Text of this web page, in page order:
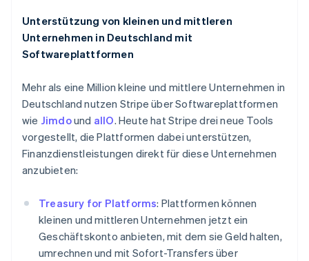
Unterstützung von kleinen und mittleren
Unternehmen in Deutschland mit
Softwareplattformen
Mehr als eine Million kleine und mittlere Unternehmen in
Deutschland nutzen Stripe über Softwareplattformen
wie Jimdound allO. Heute hat Stripe drei neue Tools
vorgestellt, die Plattformen dabei unterstützen,
Finanzdienstleistungen direkt für diese Unternehmen
anzubieten:
Treasury for Platforms: Plattformen können
kleinen und mittleren Unternehmen jetzt ein
Geschäftskonto anbieten, mit dem sie Geld halten,
umrechnen und mit Sofort-Transfers über
Luxemburg
FrançaisDeutsch English
Malaysia
English简体中文
English
Mexiko
Español English
Neuseeland
English
Niederlande
Nederlands
English
Österreich
Deutsch English
Polen
English